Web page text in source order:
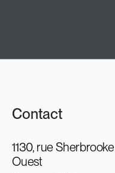
Contact
1130, rue Sherbrooke
Ouest